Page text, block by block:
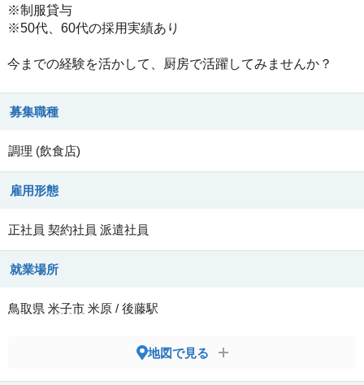
※制服貸与
※50代、60代の採用実績あり
今までの経験を活かして、厨房で活躍してみませんか？
募集職種
調理 (飲食店)
雇用形態
正社員 契約社員 派遣社員
就業場所
鳥取県 米子市 米原 / 後藤駅
地図で見る